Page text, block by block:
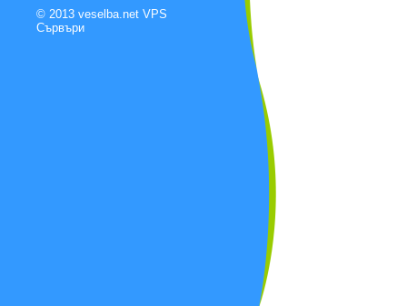
© 2013 veselba.net VPS
Сървъри